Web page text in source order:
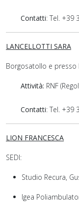
Contatti: Tel. +39
LANCELLOTTI SARA
Borgosatollo e presso
Attività: RNF
Contatti: Tel. +39
LION FRANCESCA
SEDI:
Studio Recura,
Igea